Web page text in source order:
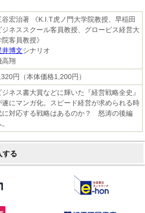
谷宏治著 《K.I.T虎ノ門大学院教授、早稲田
ジネススクール客員教授、グロービス経営大
院客員教授》
井博文シナリオ
高翔
円（本体価格1,200円）
ジネス書大賞などに輝いた『経営戦略全史』
遂にマンガ化。スピード経営が求められる時
に対応する戦略はあるのか？ 怒涛の後編
する